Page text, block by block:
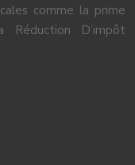
comme la prime
Réduction D’impôt